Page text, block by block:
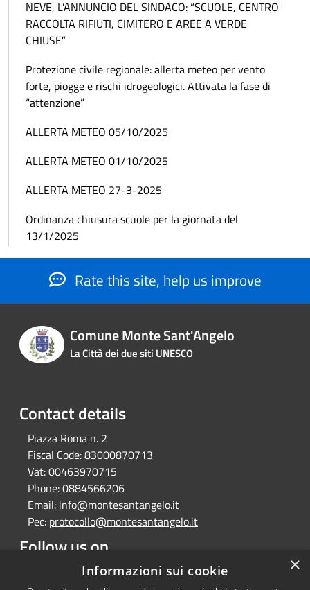
NEVE, L’ANNUNCIO DEL SINDACO: “SCUOLE, CENTRO
RACCOLTA RIFIUTI, CIMITERO E AREE A VERDE
CHIUSE”
Protezione civile regionale: allerta meteo per vento
forte, piogge e rischi idrogeologici. Attivata la fase di
“attenzione”
ALLERTA METEO 05/10/2025
ALLERTA METEO 01/10/2025
ALLERTA METEO 27-3-2025
Ordinanza chiusura scuole per la giornata del
13/1/2025
Rate this site, help us improve
Comune Monte Sant'Angelo
La Città dei due siti UNESCO
Contact details
Piazza Roma n. 2
Fiscal Code:83000870713
Vat:00463970715
Phone:0884566206
Email: info@montesantangelo.it
Pec: protocollo@montesantangelo.it
Follow us on
FacebookYoutubeInstagramTelegramWhatsapp ×
Informazioni sui cookie